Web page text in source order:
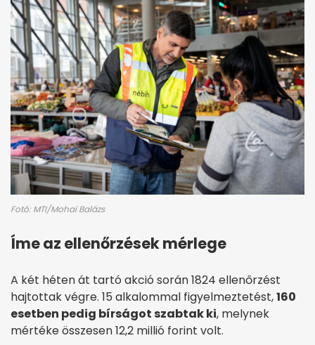
Fotó: MTI/Mohai Balázs
Íme az ellenőrzések mérlege
A két héten át tartó akció során 1824 ellenőrzést
hajtottak végre. 15 alkalommal figyelmeztetést,160
esetben pedig bírságot szabtak ki, melynek
mértéke összesen 12,2 millió forint volt.